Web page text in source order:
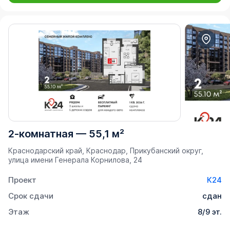
2-комнатная — 55,1 м²
Краснодарский край, Краснодар, Прикубанский округ,
улица имени Генерала Корнилова, 24
Проект
К24
Срок сдачи
сдан
Этаж
8/9 эт.